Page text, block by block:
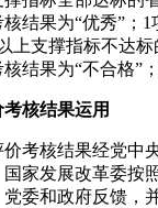
结果为“优秀”；
上支撑指标不达
结果为“不合格”；
核结果运用
考核结果经党中
家发展改革委按
党委和政府反馈，